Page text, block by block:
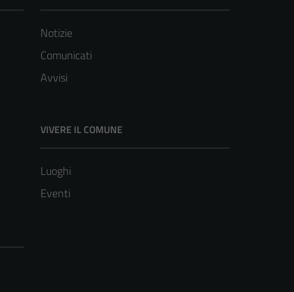
Notizie
Comunicati
Avvisi
VIVERE IL COMUNE
Luoghi
Eventi